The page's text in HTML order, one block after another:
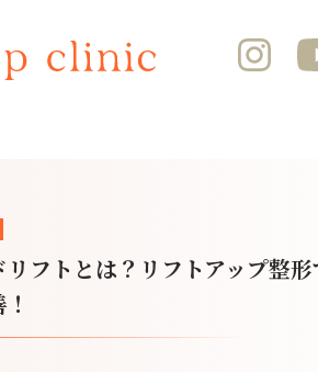
リフトとは？リフトアップ整